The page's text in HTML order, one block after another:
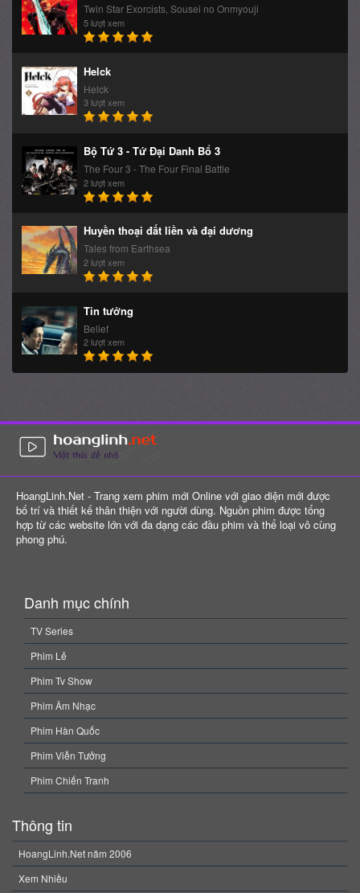
Twin Star Exorcists, Sousei no Onmyouji
5 lượt xem
Helck
Helck
3 lượt xem
Bộ Tứ 3 - Tứ Đại Danh Bổ 3
The Four 3 - The Four Final Battle
2 lượt xem
Huyền thoại đất liền và đại dương
Tales from Earthsea
2 lượt xem
Tin tưởng
Belief
2 lượt xem
HoangLinh.Net - Trang xem phim mới Online với giao diện mới được
bố trí và thiết kế thân thiện với người dùng. Nguồn phim được tổng
hợp từ các website lớn với đa dạng các đầu phim và thể loại vô cùng
phong phú.
Danh mục chính
TV Series
Phim Lẻ
Phim Tv Show
Phim Âm Nhạc
Phim Hàn Quốc
Phim Viễn Tưởng
Phim Chiến Tranh
Thông tin
HoangLinh.Net năm 2006
Xem Nhiều